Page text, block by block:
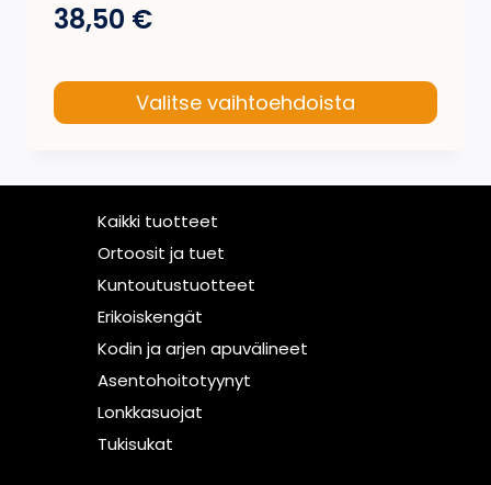
38,50 €
Valitse vaihtoehdoista
useampi
muunnelma.
tehdä
valinnat
tuotteen
sivulla.
Kaikki tuotteet
Ortoosit ja tuet
Kuntoutustuotteet
Erikoiskengät
Kodin ja arjen apuvälineet
Asentohoitotyynyt
Lonkkasuojat
Tukisukat